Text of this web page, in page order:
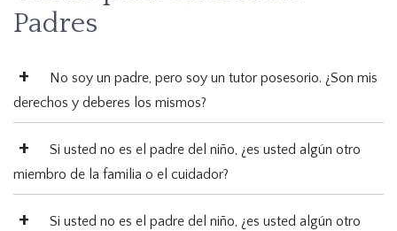
Padres
No soy un padre, pero soy un tutor posesorio. ¿Son mis
derechos y deberes los mismos?
Si usted no es el padre del niño, ¿es usted algún otro
miembro de la familia o el cuidador?
Si usted no es el padre del niño, ¿es usted algún otro